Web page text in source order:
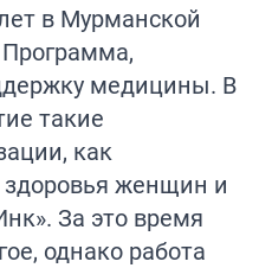
в Мурманской
Программа,
медицины. В
такие
как
женщин и
За это время
однако работа